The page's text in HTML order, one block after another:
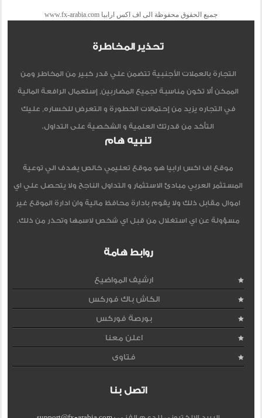
جميع الحقوق محفوظة الى اف اكس ارابيا www.fx-arabia.com
تحذير المخاطرة
التجارة بالعملات الأجنبية تتضمن علي قدر كبير من المخاطر ومن
الممكن ألا تكون مناسبة لجميع المضاربين, إستعمال الرافعة المالية
في التجاره يزيد من إحتمالات الخطورة و التعرض للخساره, عليك
التأكد من قدرتك العلمية و الشخصية على التداول.
تنبيه هام
موقع اف اكس ارابيا هو موقع تعليمي خالص يهدف الي توعية
المستثمر العربي مبادئ الاستثمار و التداول الناجح ولا يتحصل علي اي
اموال مقابل ذلك ولا يقوم بادارة محافظ مالية وان ادارة الموقع غير
مسؤولة عن اي استغلال من قبل اي شخص لاسمها وتحذر من ذلك.
روابط هامة
ارشيف المواضيع
الكاش باك فوركس
بورصة فوركس
اعلن معنا
فتاوى
اتصل بنا